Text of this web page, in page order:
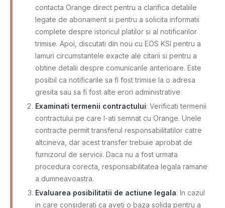
contacta Orange direct pentru a clarifica detaliile
legate de abonament si pentru a solicita informatii
complete despre istoricul platilor si al notificarilor
trimise. Apoi, discutati din nou cu EOS KSI pentru a
lamuri circumstantele exacte ale citarii si pentru a
obtine detalii despre comunicarile anterioare. Este
posibil ca notificarile sa fi fost trimise la o adresa
gresita sau sa fi fost alte erori administrative.
Examinati termenii contractului: Verificati termenii
contractului pe care l-ati semnat cu Orange. Unele
contracte permit transferul responsabilitatilor catre
altcineva, dar acest transfer trebuie aprobat de
furnizorul de servicii. Daca nu a fost urmata
procedura corecta, responsabilitatea legala ramane
a dumneavoastra.
Evaluarea posibilitatii de actiune legala: In cazul
in care considerati ca aveti o baza solida pentru a